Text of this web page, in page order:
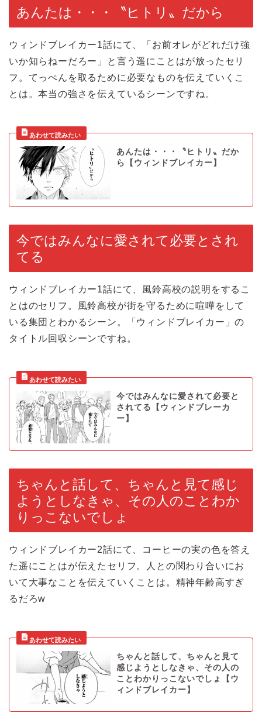
あんたは・・・〝ヒトリ〟だから
ウィンドブレイカー1話にて、「お前オレがどれだけ強
いか知らねーだろー」と言う遥にことはが放ったセリ
フ。てっぺんを取るために必要なものを伝えていくこ
とは。本当の強さを伝えているシーンですね。
あんたは・・・〝ヒトリ〟だか
ら【ウィンドブレイカー】
今ではみんなに愛されて必要とされ
てる
ウィンドブレイカー1話にて、風鈴高校の説明をするこ
とはのセリフ。風鈴高校が街を守るために喧嘩をして
いる集団とわかるシーン。「ウィンドブレイカー」の
タイトル回収シーンですね。
今ではみんなに愛されて必要と
されてる【ウィンドブレーカ
ー】
ちゃんと話して、ちゃんと見て感じ
ようとしなきゃ、その人のことわか
りっこないでしょ
ウィンドブレイカー2話にて、コーヒーの実の色を答え
た遥にことはが伝えたセリフ。人との関わり合いにお
いて大事なことを伝えていくことは。精神年齢高すぎ
るだろw
ちゃんと話して、ちゃんと見て
感じようとしなきゃ、その人の
ことわかりっこないでしょ【ウ
ィンドブレイカー】